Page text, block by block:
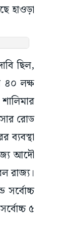
হাওড়া
ছিল,
৪০ লক্ষ
রোড
ব্যবস্থা
আদৌ
রাজ্য।
৫